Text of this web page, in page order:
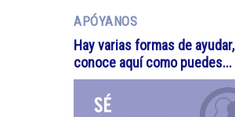
APÓYANOS
Hay varias formas de ayudar,
conoce aquí como puedes...